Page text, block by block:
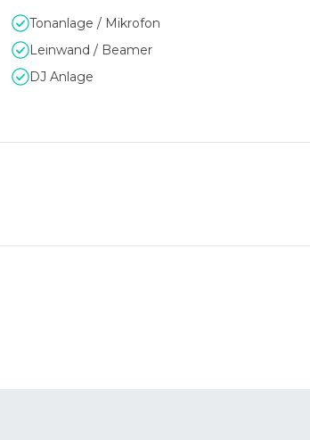
Tonanlage / Mikrofon
Leinwand / Beamer
DJ Anlage